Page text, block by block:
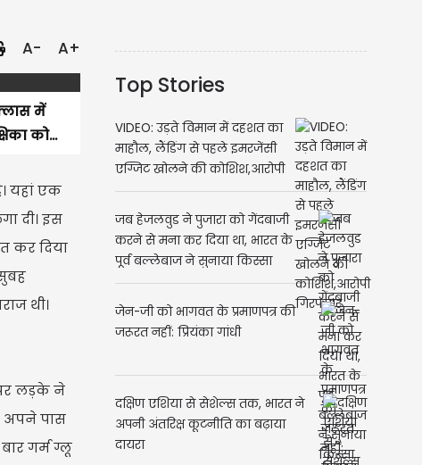
A- A+
में
को...
यहां एक
दी। इस
कर दिया
थी।
लड़के ने
अपने पास
गर्म ग्लू
Top Stories
VIDEO: उड़ते विमान में दहशत का
माहौल, लैंडिंग से पहले इमरजेंसी
एग्जिट खोलने की कोशिश,आरोपी
गिरफ्तार
जब हेजलवुड ने पुजारा को गेंदबाजी
करने से मना कर दिया था, भारत के
पूर्व बल्लेबाज ने सुनाया किस्सा
जेन-जी को भागवत के प्रमाणपत्र की
जरूरत नहीं: प्रियंका गांधी
दक्षिण एशिया से सेशेल्स तक, भारत ने
अपनी अंतरिक्ष कूटनीति का बढ़ाया
दायरा